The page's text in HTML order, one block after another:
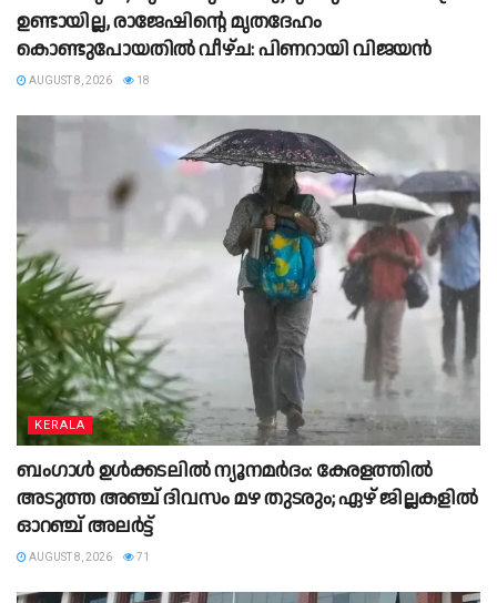
ഉണ്ടായില്ല, രാജേഷിന്റെ മൃതദേഹം
കൊണ്ടുപോയതിൽ വീഴ്ച: പിണറായി വിജയൻ
AUGUST 8, 2026 18
KERALA
ബംഗാൾ ഉൾക്കടലിൽ ന്യൂനമർദം: കേരളത്തിൽ
അടുത്ത അഞ്ച് ദിവസം മഴ തുടരും; ഏഴ് ജില്ലകളിൽ
ഓറഞ്ച് അലർട്ട്
AUGUST 8, 2026 71